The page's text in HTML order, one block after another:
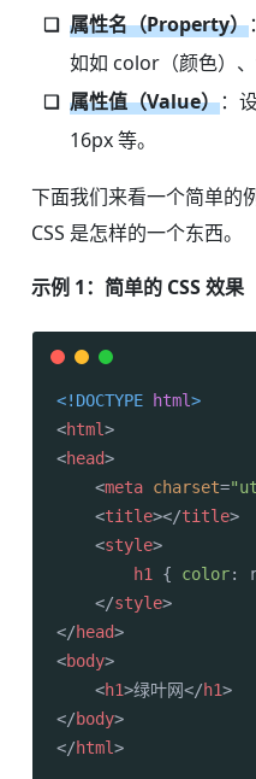
属性名（Property）
如如 color（颜色）
属性值（Value）：
16px 等。
下面我们来看一个简单的
CSS 是怎样的一个东西。
示例 1：简单的 CSS 效果
<!DOCTYPE html>
<html>
<head>
<meta charset=
<title></title>
<style>
h1
{ color:
</style>
</head>
<body>
<h1>绿叶网</h1>
</body>
</html>